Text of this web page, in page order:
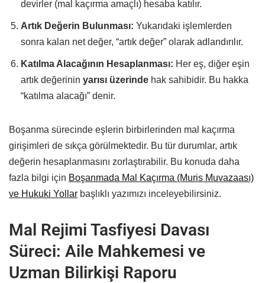
devirler (mal kaçırma amaçlı) hesaba katılır.
Artık Değerin Bulunması: Yukarıdaki işlemlerden
sonra kalan net değer, “artık değer” olarak adlandırılır.
Katılma Alacağının Hesaplanması: Her eş, diğer eşin
artık değerinin yarısı üzerinde hak sahibidir. Bu hakka
“katılma alacağı” denir.
Boşanma sürecinde eşlerin birbirlerinden mal kaçırma
girişimleri de sıkça görülmektedir. Bu tür durumlar, artık
değerin hesaplanmasını zorlaştırabilir. Bu konuda daha
fazla bilgi için Boşanmada Mal Kaçırma (Muris Muvazaası)
ve Hukuki Yollar başlıklı yazımızı inceleyebilirsiniz.
Mal Rejimi Tasfiyesi Davası
Süreci: Aile Mahkemesi ve
Uzman Bilirkişi Raporu